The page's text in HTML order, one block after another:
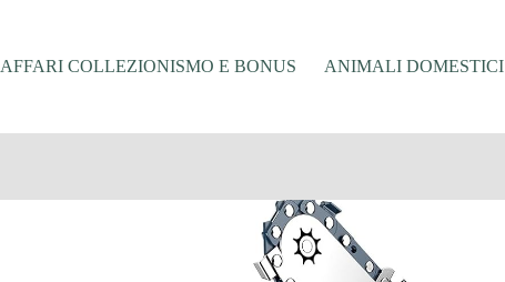
AFFARI COLLEZIONISMO E BONUS ANIMALI DOMESTICI